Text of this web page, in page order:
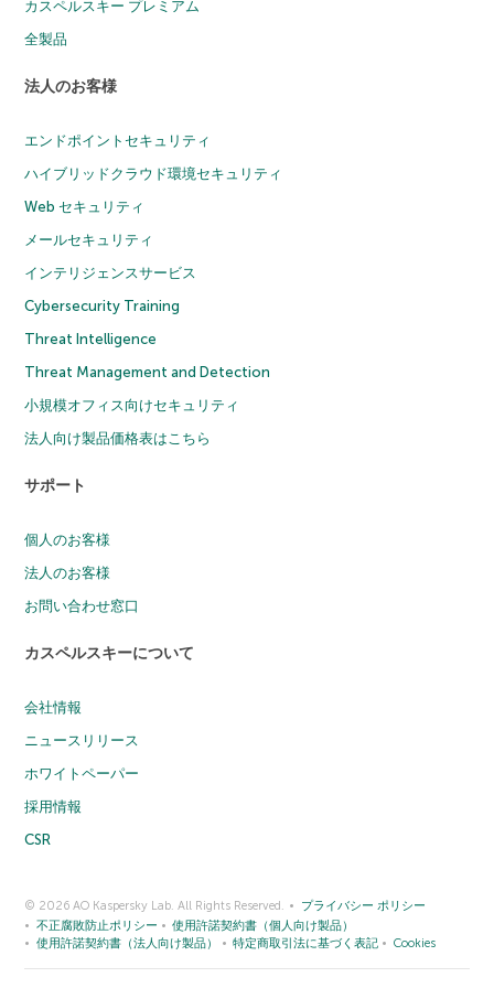
カスペルスキー プレミアム
全製品
法人のお客様
エンドポイントセキュリティ
ハイブリッドクラウド環境セキュリティ
Web セキュリティ
メールセキュリティ
インテリジェンスサービス
Cybersecurity Training
Threat Intelligence
Threat Management and Detection
小規模オフィス向けセキュリティ
法人向け製品価格表はこちら
サポート
個人のお客様
法人のお客様
お問い合わせ窓口
カスペルスキーについて
会社情報
ニュースリリース
ホワイトペーパー
採用情報
CSR
© 2026 AO Kaspersky Lab. All Rights Reserved.
プライバシー ポリシー
不正腐敗防止ポリシー
使用許諾契約書（個人向け製品）
使用許諾契約書（法人向け製品）
特定商取引法に基づく表記 Cookies